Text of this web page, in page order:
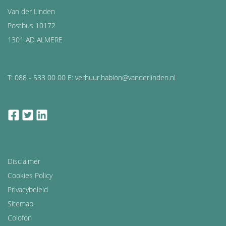
Van der Linden
Postbus 10172
1301 AD ALMERE
T: 088 - 533 00 00 E: verhuur.habion@vanderlinden.nl
facebook
twitter
Disclaimer
Cookies Policy
Privacybeleid
Sitemap
Colofon